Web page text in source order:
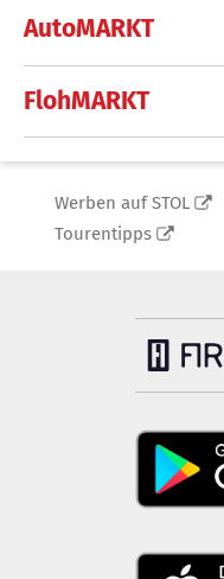
AutoMARKT
FlohMARKT
Werben auf STOL
Tourentipps